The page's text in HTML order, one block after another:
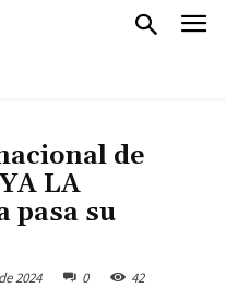
de
LA
pasa su
2024 0 42